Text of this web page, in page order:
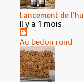
Lancement de
Il y a 1 mois
Au bedon rond